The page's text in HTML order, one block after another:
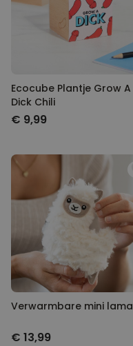
Ecocube Plantje Grow A
Dick Chili
€ 9,99
Verwarmbare mini lama
€ 13,99